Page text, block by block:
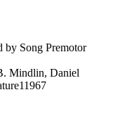
by Song Premotor
Mindlin, Daniel